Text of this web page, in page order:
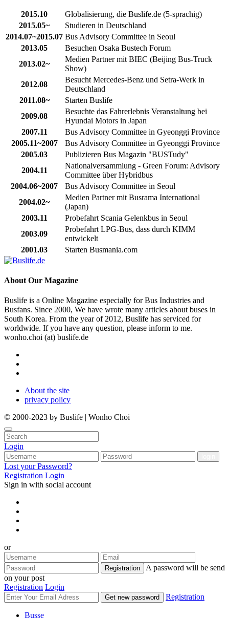
2015.10
Globalisierung, die Buslife.de (5-sprachig)
2015.05~
Studieren in Deutschland
2014.07~2015.07 Bus Advisory Committee in Seoul
2013.05
Besuchen Osaka Bustech Forum
2013.02~
Medien Partner mit BIEC (Beijing Bus-Truck
Show)
2012.08
Besucht Mercedes-Benz und Setra-Werk in
Deutschland
2011.08~
Starten Buslife
2009.08
Besuchte das Fahrerlebnis Veranstaltung bei
Hyundai Motors in Japan
2007.11
Bus Advisory Committee in Gyeonggi Province
2005.11~2007
Bus Advisory Committee in Gyeonggi Province
2005.03
Publizieren Bus Magazin "BUSTudy"
2004.11
Nationalversammlung - Green Forum: Advisory
Committee über Hybridbus
2004.06~2007
Bus Advisory Committee in Seoul
2004.02~
Medien Partner mit Busrama International
(Japan)
2003.11
Probefahrt Scania Gelenkbus in Seoul
2003.09
Probefahrt LPG-Bus, dass durch KIMM
entwickelt
2001.03
Starten Busmania.com
About Our Magazine
Buslife is a Online Magazine especially for Bus Industries and
Busfans. Since 2000, We have wrote many articles about buses in
South Korea. From the year of 2012, Buslife has serviced for
worldwide. If you have any question, please inform to me.
wonho.choi (at) buslife.de
About the site
privacy policy
© 2000-2023 by Buslife | Wonho Choi
Login
Lost your Password?
Registration Login
Sign in with social account
or
Registration
A password will be send
on your post
Registration Login
Get new password Registration
Busse